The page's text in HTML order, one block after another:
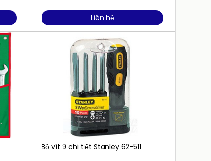
Liên hệ
Bộ vít 9 chi tiết Stanley 62-511